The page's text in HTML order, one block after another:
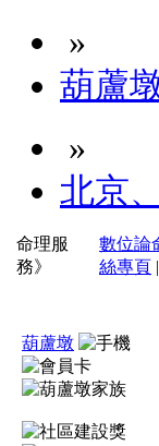
»
葫蘆
»
北京
命理服
務》
數位論
絲專頁 |
葫蘆墩